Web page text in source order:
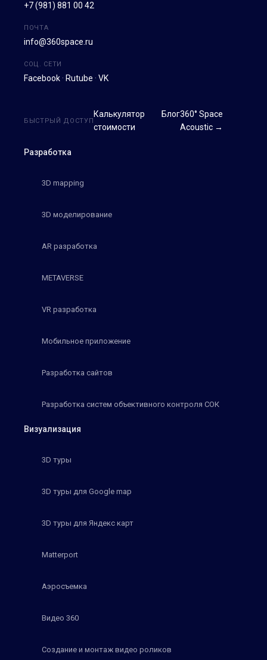
+7 (981) 881 00 42
ПОЧТА
info@360space.ru
СОЦ. СЕТИ
Facebook · Rutube · VK
Разработка
3D mapping
3D моделирование
AR разработка
METAVERSE
VR разработка
Мобильное приложение
Разработка сайтов
Разработка систем объективного контроля СОК
Визуализация
3D туры
3D туры для Google map
3D туры для Яндекс карт
Matterport
Аэросъемка
Видео 360
Создание и монтаж видео роликов
БЫСТРЫЙ ДОСТУП
Калькулятор
стоимости
Блог360° Space
Acoustic →